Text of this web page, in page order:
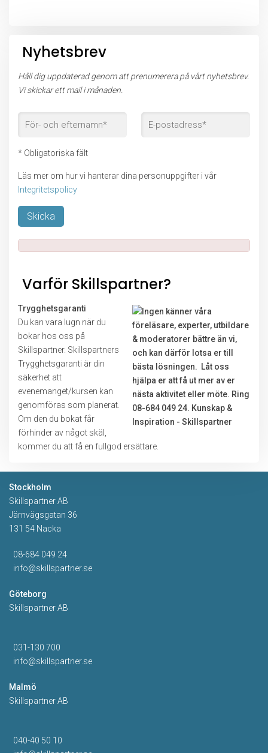
Nyhetsbrev
Håll dig uppdaterad genom att prenumerera på vårt nyhetsbrev.
Vi skickar ett mail i månaden.
* Obligatoriska fält
Läs mer om hur vi hanterar dina personuppgifter i vår
Integritetspolicy
Lämna detta fält tomt.
Varför Skillspartner?
Trygghetsgaranti
Du kan vara lugn när du
bokar hos oss på
Skillspartner. Skillspartners
Trygghetsgaranti är din
säkerhet att
evenemanget/kursen kan
genomföras som planerat.
Om den du bokat får
förhinder av något skäl,
kommer du att få en fullgod ersättare.
Stockholm
Skillspartner AB
Järnvägsgatan 36
131 54 Nacka
08-684 049 24
info@skillspartner.se
Göteborg
Skillspartner AB
031-130 700
info@skillspartner.se
Malmö
Skillspartner AB
040-40 50 10